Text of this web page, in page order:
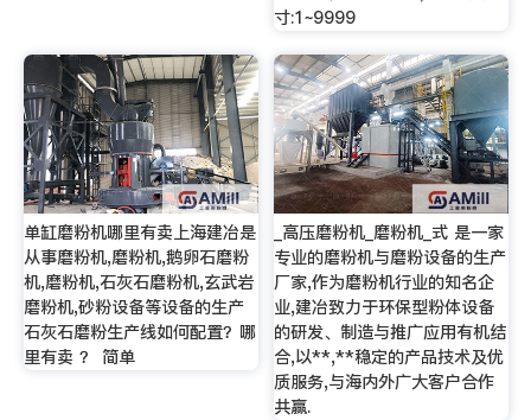
寸:1~9999
单缸磨粉机哪里有卖上海建冶是
从事磨粉机,磨粉机,鹅卵石磨粉
机,磨粉机,石灰石磨粉机,玄武岩
磨粉机,砂粉设备等设备的生产
石灰石磨粉生产线如何配置？哪
里有卖 ？ 简单
_高压磨粉机_磨粉机_式 是一家
专业的磨粉机与磨粉设备的生产
厂家,作为磨粉机行业的知名企
业,建冶致力于环保型粉体设备
的研发、制造与推广应用有机结
合,以**,**稳定的产品技术及优
质服务,与海内外广大客户合作
共赢.